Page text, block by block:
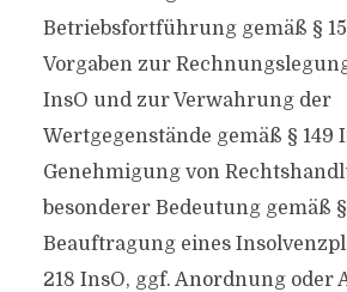
Betriebsfortführung gemäß §
Vorgaben zur
InsO und zur Verwahrung der
Wertgegenstände gemäß § 149
Genehmigung von
besonderer Bedeutung gemäß
Beauftragung eines
218 InsO, ggf. Anordnung oder